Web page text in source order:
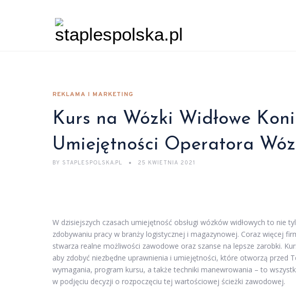
REKLAMA I MARKETING
Kurs na Wózki Widłowe
Umiejętności Operatora
BY STAPLESPOLSKA.PL 25 KWIETNIA 2021
W dzisiejszych czasach umiejętność obsługi wózków widłowych to nie
zdobywaniu pracy w branży logistycznej i magazynowej. Coraz więcej
stwarza realne możliwości zawodowe oraz szanse na lepsze zarobki.
aby zdobyć niezbędne uprawnienia i umiejętności, które otworzą przed
wymagania, program kursu, a także techniki manewrowania – to
w podjęciu decyzji o rozpoczęciu tej wartościowej ścieżki zawodowej.